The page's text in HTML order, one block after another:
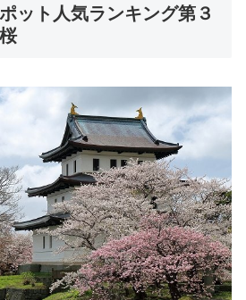
ット人気ランキング第３